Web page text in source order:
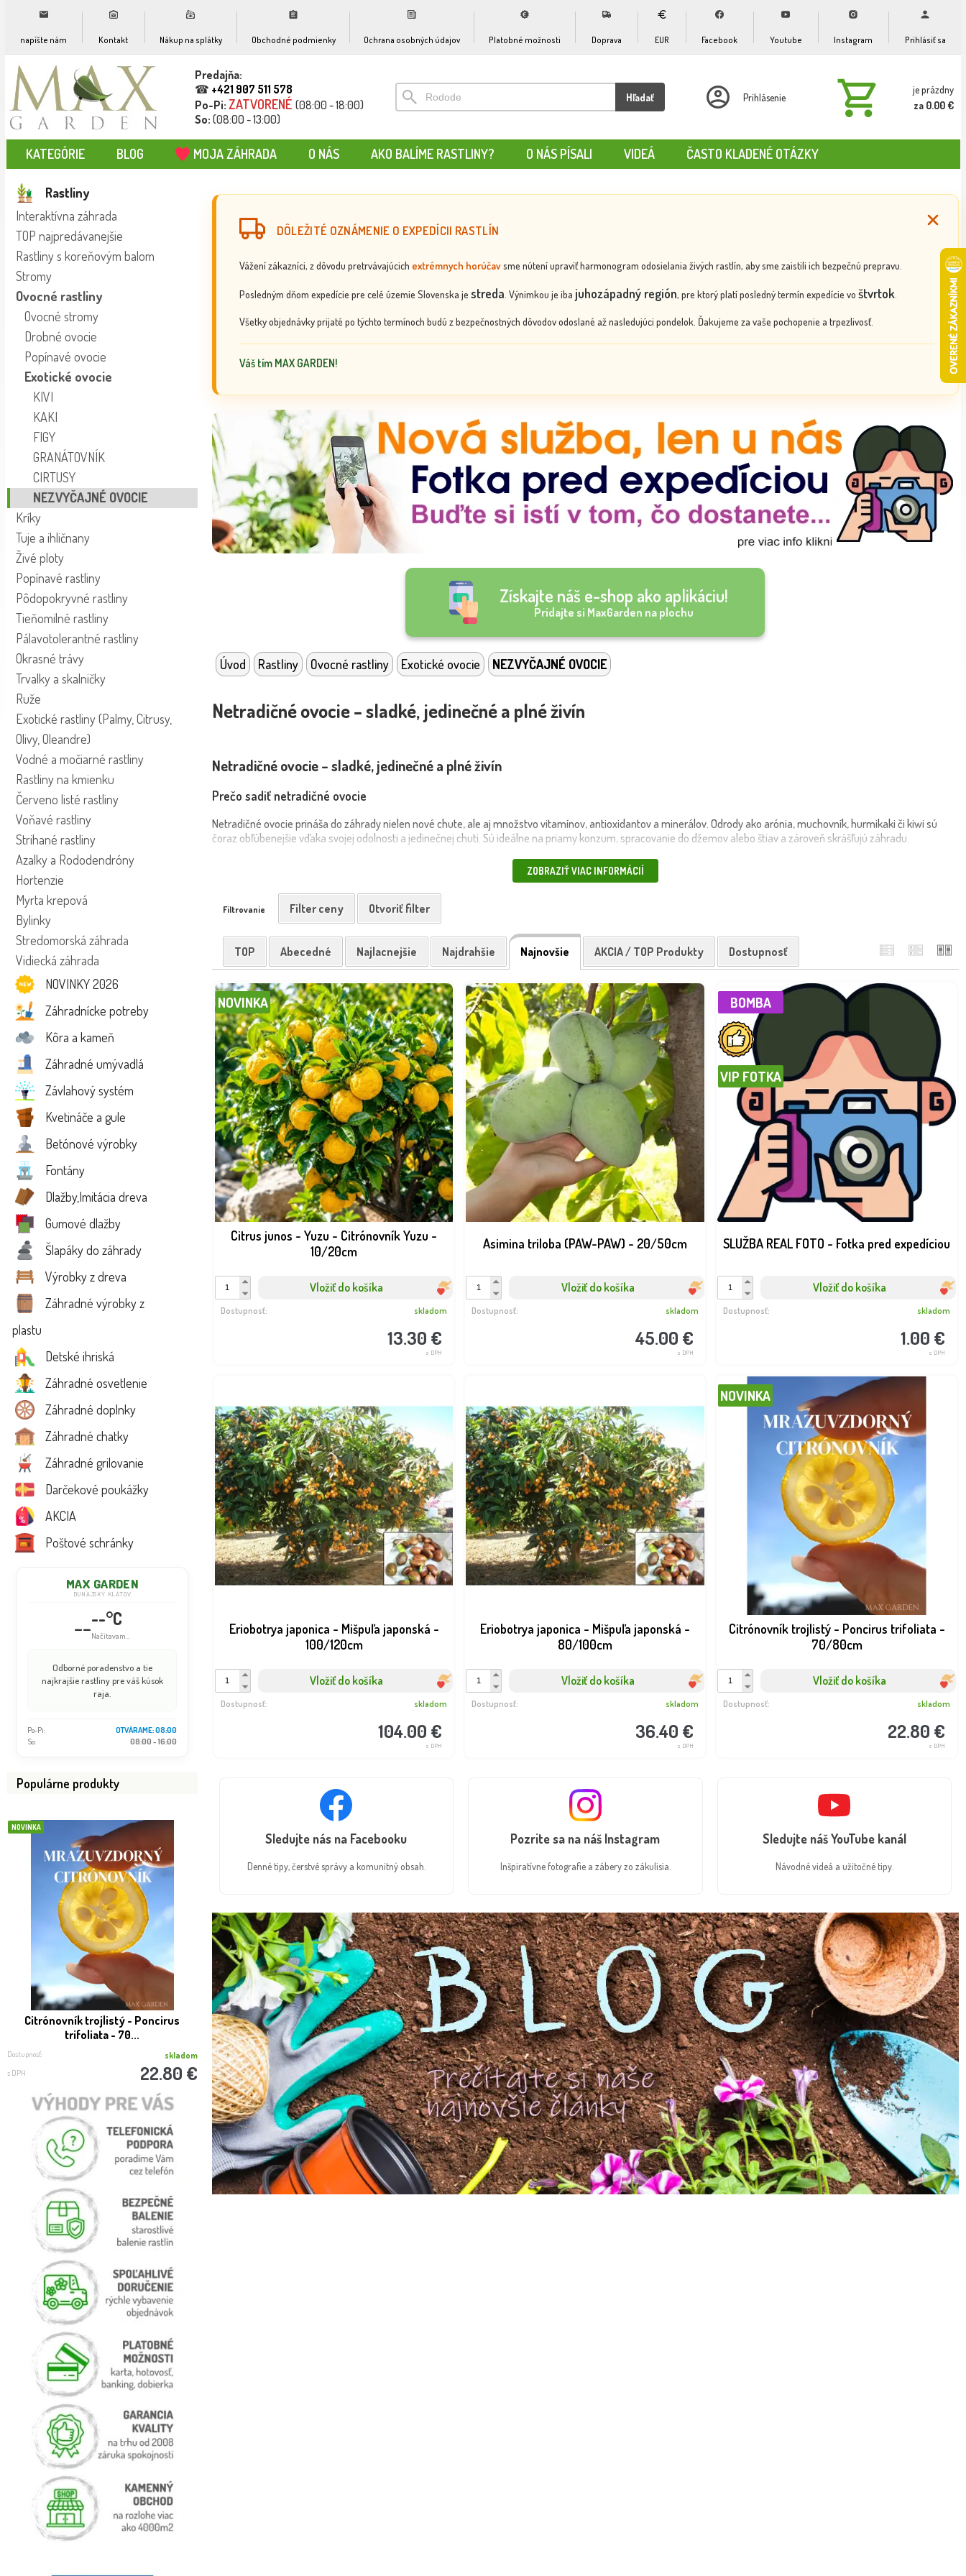
napíšte nám Kontakt Nákup na splátky Obchodné podmienky Ochrana osobných údajov Platobné možnosti Doprava EUR Facebook Youtube Instagram Prihlásiť sa
Predajňa:
☎ +421 907 511 578
Po-Pi: ZATVORENÉ (08:00 - 18:00)
So: (08:00 - 13:00)
Hľadať Prihlásenie
je prázdny
za 0.00 €
KATEGÓRIE BLOG MOJA ZÁHRADA O NÁS AKO BALÍME RASTLINY? O NÁS PÍSALI VIDEÁ ČASTO KLADENÉ OTÁZKY
Rastliny
Interaktívna záhrada
TOP najpredávanejšie
Rastliny s koreňovým balom
Stromy
Ovocné rastliny
Ovocné stromy
Drobné ovocie
Popínavé ovocie
Exotické ovocie
KIVI
KAKI
FIGY
GRANÁTOVNÍK
CIRTUSY
NEZVYČAJNÉ OVOCIE
Kríky
Tuje a ihličnany
Živé ploty
Popínavé rastliny
Pôdopokryvné rastliny
Tieňomilné rastliny
Pálavotolerantné rastliny
Okrasné trávy
Trvalky a skalničky
Ruže
Exotické rastliny (Palmy, Citrusy,
Olivy, Oleandre)
Vodné a močiarné rastliny
Rastliny na kmienku
Červeno listé rastliny
Voňavé rastliny
Strihané rastliny
Azalky a Rododendróny
Hortenzie
Myrta krepová
Bylinky
Stredomorská záhrada
Vidiecká záhrada
NOVINKY 2026
Záhradnícke potreby
Kôra a kameň
Záhradné umývadlá
Závlahový systém
Kvetináče a gule
Betónové výrobky
Fontány
Dlažby,Imitácia dreva
Gumové dlažby
Šlapáky do záhrady
Výrobky z dreva
Záhradné výrobky z
plastu
Detské ihriská
Záhradné osvetlenie
Záhradné doplnky
Záhradné chatky
Záhradné grilovanie
Darčekové poukážky
AKCIA
Poštové schránky
MAX GARDEN
DUNAJSKÝ KLÁTOV
----°C
Načítavam...
Odborné poradenstvo a tie
najkrajšie rastliny pre váš kúsok
raja.
Po-Pi:
OTVÁRAME: 08:00
So:
08:00 - 16:00
Populárne produkty
NOVINKA
Citrónovník trojlistý - Poncirus
trifoliata - 70...
Dostupnosť: skladom
s DPH 22.80 €
SLUŽBA REAL FOTO - Fotka pred
expedíciou
Dostupnosť: skladom
s DPH 1.00 €
Citrus junos - Yuzu - Citrónovník Yuzu
- 10/20cm...
Dostupnosť: skladom
s DPH 13.30 €
DÔLEŽITÉ OZNÁMENIE O EXPEDÍCII RASTLÍN
Vážení zákazníci, z dôvodu pretrvávajúcich extrémnych horúčavsme nútení upraviť harmonogram odosielania živých rastlín, aby sme zaistili ich bezpečnú prepravu.
Posledným dňom expedície pre celé územie Slovenska je streda . Výnimkou je iba juhozápadný región, pre ktorý platí posledný termín expedície vo štvrtok.
Všetky objednávky prijaté po týchto termínoch budú z bezpečnostných dôvodov odoslané až nasledujúci pondelok. Ďakujeme za vaše pochopenie a trpezlivosť.
Váš tím MAX GARDEN!
Získajte náš e-shop ako aplikáciu!
Pridajte si MaxGarden na plochu
Úvod Rastliny Ovocné rastliny Exotické ovocie NEZVYČAJNÉ OVOCIE
Netradičné ovocie – sladké, jedinečné a plné živín
Netradičné ovocie – sladké, jedinečné a plné živín
Prečo sadiť netradičné ovocie
Netradičné ovocie prináša do záhrady nielen nové chute, ale aj množstvo vitamínov, antioxidantov a minerálov. Odrody ako arónia, muchovník, hurmikaki či kiwi sú
čoraz obľúbenejšie vďaka svojej odolnosti a jedinečnej chuti. Sú ideálne na priamy konzum, spracovanie do džemov alebo štiav a zároveň skrášľujú záhradu.
Väčšina netradičných ovocných druhov vyžaduje slnečné stanovište a priepustnú, humóznu pôdu. Pri výsadbe rastlín s koreňovým balom zachovajte obal, len mierne
narežte hornú časť. Po výsadbe pôdu dôkladne zavlažte a zamulčujte, aby ste udržali optimálnu vlhkosť. V prvých rokoch je dôležité pravidelné zavlažovanie a ochrana
pred extrémnymi mrazmi.
Škodcovia a choroby
odstránenie poškodených častí rastliny a ekologická ochrana. Dobré vetranie a správne stanovište výrazne znižujú riziko chorôb.
Tipy pre bohatú úrodu
Vyberajte odrody prispôsobené našim podmienkam a venujte pozornosť ich opeľovacím nárokom. Niektoré druhy potrebujú samčie a samičie rastliny, iné sú
samoopelivé. Mulčovanie, organické hnojenie a pravidelná starostlivosť vám zabezpečia bohatú a kvalitnú úrodu. Plody zbierajte v plnej zrelosti, aby ste získali
maximum chuti a výživy.
ZOBRAZIŤ VIAC INFORMÁCIÍ
Filtrovanie Filter ceny Otvoriť filter
TOP Abecedné Najlacnejšie Najdrahšie Najnovšie AKCIA / TOP Produkty Dostupnosť
Citrus junos - Yuzu - Citrónovník Yuzu -
10/20cm
NOVINKA
Vložiť do košíka
13.30 €
s DPH
Dostupnosť: skladom
Asimina triloba (PAW-PAW) - 20/50cm
Vložiť do košíka
45.00 €
s DPH
Dostupnosť: skladom
SLUŽBA REAL FOTO - Fotka pred expedíciou
BOMBA
VIP FOTKA
Vložiť do košíka
1.00 €
s DPH
Dostupnosť: skladom
Eriobotrya japonica - Mišpuľa japonská -
100/120cm
Vložiť do košíka
104.00 €
s DPH
Dostupnosť: skladom
Eriobotrya japonica - Mišpuľa japonská -
80/100cm
Vložiť do košíka
36.40 €
s DPH
Dostupnosť: skladom
Citrónovník trojlistý - Poncirus trifoliata -
70/80cm
NOVINKA
Vložiť do košíka
22.80 €
s DPH
Dostupnosť: skladom
Sledujte nás na Facebooku
Denné tipy, čerstvé správy a komunitný obsah.
Pozrite sa na náš Instagram
Inšpiratívne fotografie a zábery zo zákulisia.
Sledujte náš YouTube kanál
Návodné videá a užitočné tipy.